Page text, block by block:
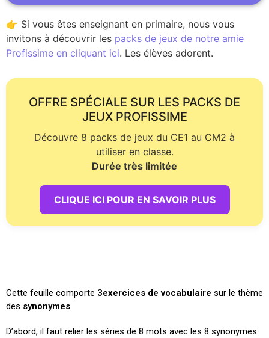
👉 Si vous êtes enseignant en primaire, nous vous
invitons à découvrir les packs de jeux de notre amie
Profissime en cliquant ici. Les élèves adorent.
OFFRE SPÉCIALE SUR LES PACKS DE
JEUX PROFISSIME
Découvre 8 packs de jeux du CE1 au CM2 à
utiliser en classe.
Durée très limitée
CLIQUE ICI POUR EN SAVOIR PLUS
Cette feuille comporte 3exercices de vocabulaire sur le thème
des synonymes.
D’abord, il faut relier les séries de 8 mots avec les 8 synonymes.